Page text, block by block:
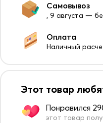
Самовывоз
, 9 августа —
Оплата
Наличный
Этот товар
Понравился
этот товар